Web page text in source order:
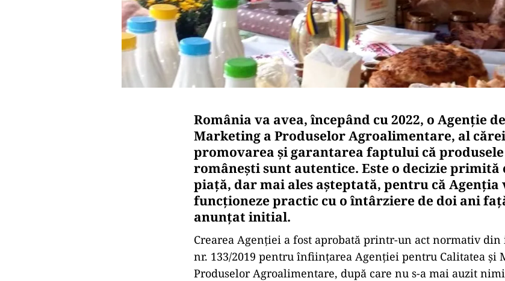
România va avea, începând cu 2022, o Agenţie
Marketing a Produselor Agroalimentare, al
promovarea şi garantarea faptului că
româneşti sunt autentice. Este o decizie primită
piață, dar mai ales așteptată, pentru că Agenția
funcționeze practic cu o întârziere de doi ani
anunțat initial.
Crearea Agenției a fost aprobată printr-un act normativ din
nr. 133/2019 pentru înființarea Agenției pentru Calitatea și
Produselor Agroalimentare, după care nu s-a mai auzit